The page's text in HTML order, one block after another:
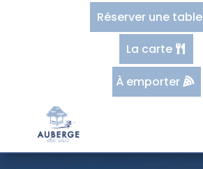
Réserver une table
La carte
À emporter